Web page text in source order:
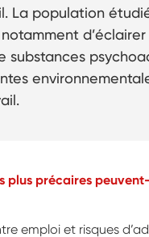
La population
substances
plus précaires
emploi et risques